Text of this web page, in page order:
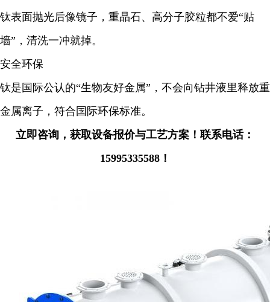
钛表面抛光后像镜子，重晶石、高分子胶粒都不爱“贴
墙”，清洗一冲就掉。
安全环保
钛是国际公认的“生物友好金属”，不会向钻井液里释放重
金属离子，符合国际环保标准。
立即咨询，获取设备报价与工艺方案！联系电话：
15995335588！